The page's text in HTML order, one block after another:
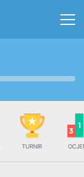
TURNIR